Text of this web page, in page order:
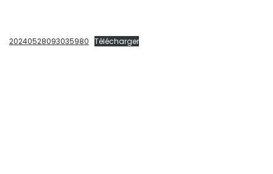
20240528093035980 Télécharger